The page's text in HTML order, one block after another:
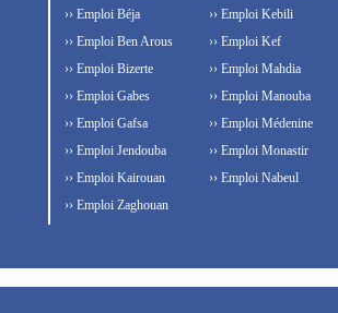
›› Emploi Béja
›› Emploi Ben Arous
›› Emploi Bizerte
›› Emploi Gabes
›› Emploi Gafsa
›› Emploi Jendouba
›› Emploi Kairouan
›› Emploi Kebili
›› Emploi Kef
›› Emploi Mahdia
›› Emploi Manouba
›› Emploi Médenine
›› Emploi Monastir
›› Emploi Nabeul
›› Emploi Zaghouan